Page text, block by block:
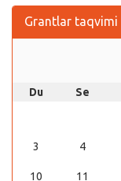
Grantlar taqvimi
Du Se
3 4
10 11